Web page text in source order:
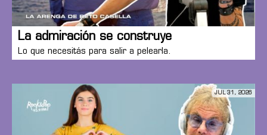
La admiración se construye
Lo que necesitás para salir a pelearla.
JUL 31, 2026